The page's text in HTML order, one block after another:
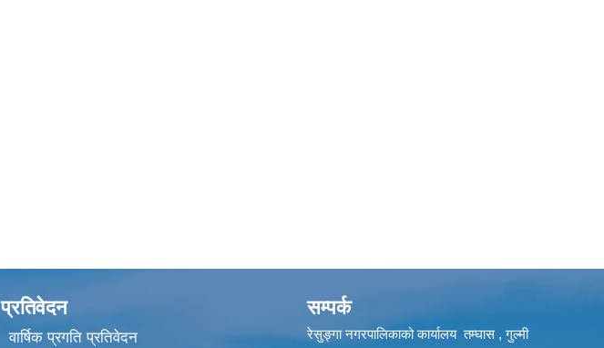
प्रतिवेदन
वार्षिक प्रगति प्रतिवेदन
सम्पर्क
रेसुङ्गा नगरपालिकाको कार्यालय तम्घास , गुल्मी